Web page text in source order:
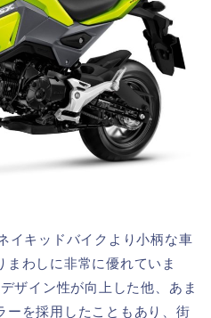
イキッドバイクより小柄な車
わしに非常に優れていま
ザイン性が向上した他、あま
ーを採用したこともあり、街